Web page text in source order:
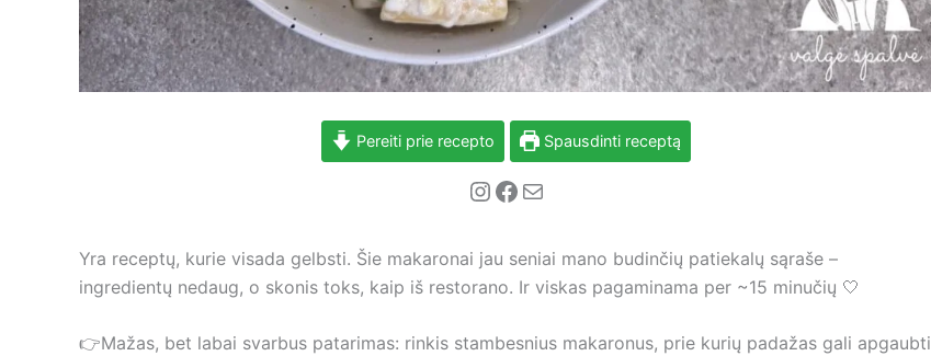
Pereiti prie recepto Spausdinti receptą
Instagram
Facebook
Mail
Yra receptų, kurie visada gelbsti. Šie makaronai jau seniai mano budinčių patiekalų sąraše –
ingredientų nedaug, o skonis toks, kaip iš restorano. Ir viskas pagaminama per ~15 minučių 🤍
👉Mažas, bet labai svarbus patarimas: rinkis stambesnius makaronus, prie kurių padažas gali apgaubti